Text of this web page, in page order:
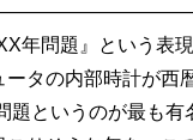
年問題』という表
タの内部時計が西
題というのが最も有